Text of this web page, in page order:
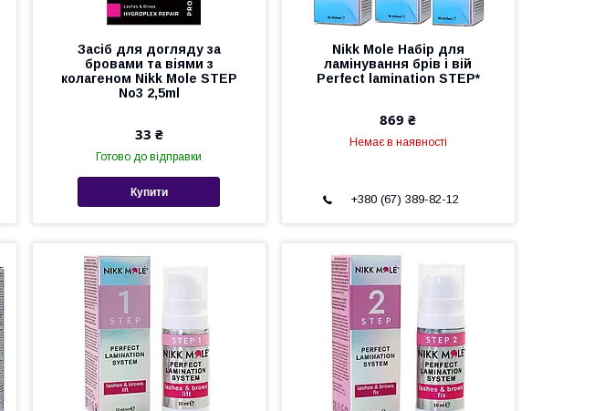
Засіб для догляду за
бровами та віями з
колагеном Nikk Mole STEP
No3 2,5ml
33 ₴
Готово до відправки
Купити
Nikk Mole Набір для
ламінування брів і вій
Perfect lamination STEP*
869 ₴
Немає в наявності
+380 (67) 389-82-12